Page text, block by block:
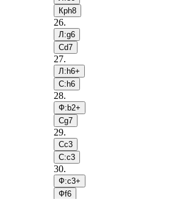
Крh8
26.
Л:g6
Сd7
27.
Л:h6+
С:h6
28.
Ф:b2+
Сg7
29.
Сc3
С:c3
30.
Ф:c3+
Фf6